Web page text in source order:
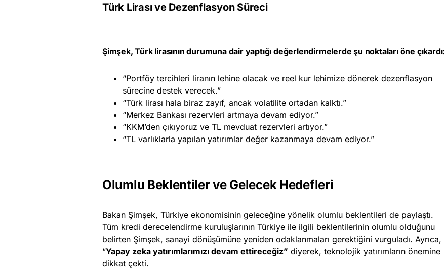
Türk Lirası ve Dezenflasyon Süreci
Şimşek, Türk lirasının durumuna dair yaptığı değerlendirmelerde şu noktaları öne çıkardı:
“Portföy tercihleri liranın lehine olacak ve reel kur lehimize dönerek dezenflasyon
sürecine destek verecek.”
“Türk lirası hala biraz zayıf, ancak volatilite ortadan kalktı.”
“Merkez Bankası rezervleri artmaya devam ediyor.”
“KKM’den çıkıyoruz ve TL mevduat rezervleri artıyor.”
“TL varlıklarla yapılan yatırımlar değer kazanmaya devam ediyor.”
Olumlu Beklentiler ve Gelecek Hedefleri
Bakan Şimşek, Türkiye ekonomisinin geleceğine yönelik olumlu beklentileri de paylaştı.
Tüm kredi derecelendirme kuruluşlarının Türkiye ile ilgili beklentilerinin olumlu olduğunu
belirten Şimşek, sanayi dönüşümüne yeniden odaklanmaları gerektiğini vurguladı. Ayrıca,
“Yapay zeka yatırımlarımızı devam ettireceğiz” diyerek, teknolojik yatırımların önemine
dikkat çekti.